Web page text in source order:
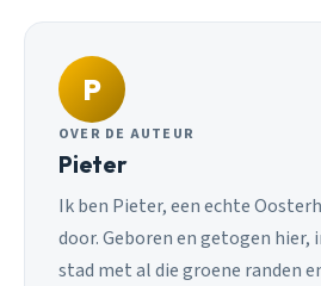
P
OVER DE AUTEUR
Pieter
Ik ben Pieter, een echte
door. Geboren en getogen hier,
stad met al die groene randen